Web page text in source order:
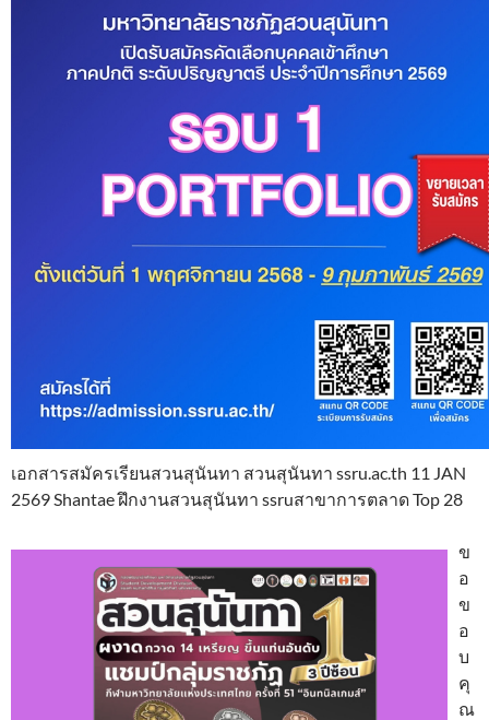
เอกสารสมัครเรียนสวนสุนันทา สวนสุนันทา ssru.ac.th 11 JAN
2569 Shantae ฝึกงานสวนสุนันทา ssruสาขาการตลาด Top 28
ข
อ
ข
อ
บ
คุ
ณ